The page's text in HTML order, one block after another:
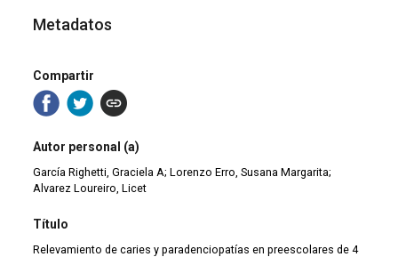
Metadatos
Compartir
Autor personal (a)
García Righetti, Graciela A; Lorenzo Erro, Susana Margarita;
Alvarez Loureiro, Licet
Título
Relevamiento de caries y paradenciopatías en preescolares de 4